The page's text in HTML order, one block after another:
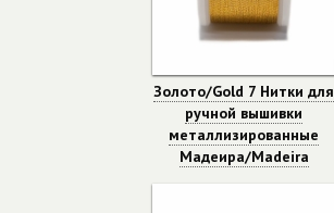
Золото/Gold 7 Нитки для
ручной вышивки
металлизированные
Мадеира/Madeira